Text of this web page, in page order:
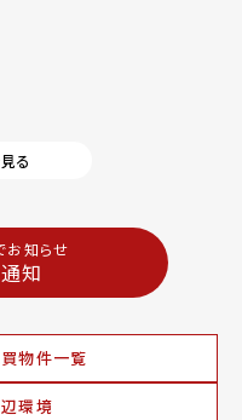
る
お知らせ
知
物件一覧
環境